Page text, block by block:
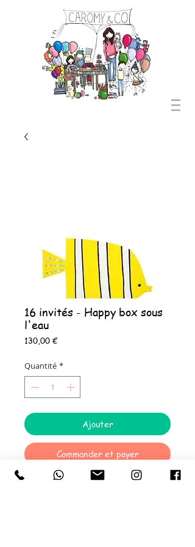
16 invités - Happy box sous
l'eau
130,00 €Prix
Quantité *
Ajouter
Commander et payer